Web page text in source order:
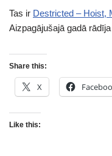
Tas ir Destricted – Hoist,
Aizpagājušajā gadā
Share this:
X
Like this: